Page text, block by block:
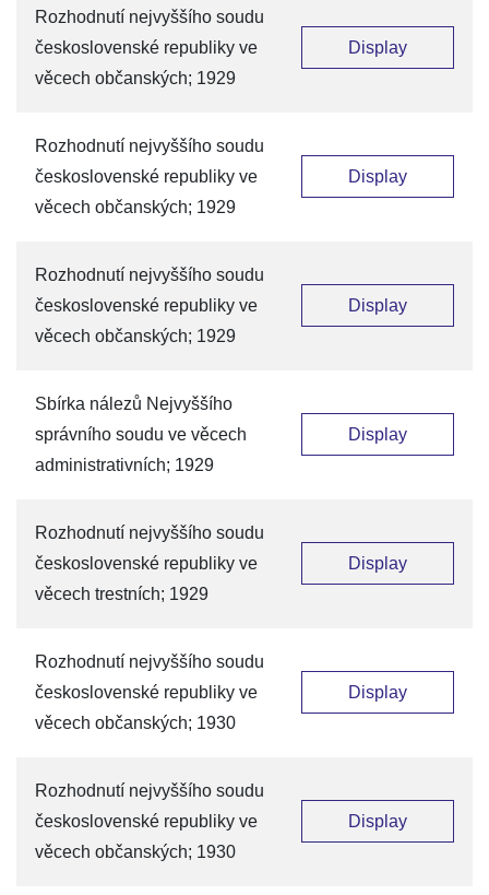
Rozhodnutí nejvyššího soudu
československé republiky ve
věcech občanských; 1929
Display
Rozhodnutí nejvyššího soudu
československé republiky ve
věcech občanských; 1929
Display
Rozhodnutí nejvyššího soudu
československé republiky ve
věcech občanských; 1929
Display
Sbírka nálezů Nejvyššího
správního soudu ve věcech
administrativních; 1929
Display
Rozhodnutí nejvyššího soudu
československé republiky ve
věcech trestních; 1929
Display
Rozhodnutí nejvyššího soudu
československé republiky ve
věcech občanských; 1930
Display
Rozhodnutí nejvyššího soudu
československé republiky ve
věcech občanských; 1930
Display